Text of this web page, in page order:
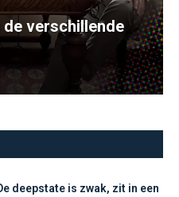
verschillende
deepstate is zwak, zit in een